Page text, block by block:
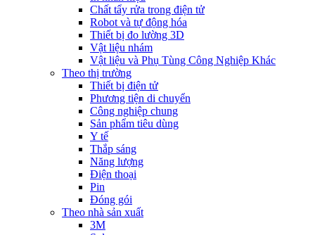
Chất tẩy rửa trong điện tử
Robot và tự động hóa
Thiết bị đo lường 3D
Vật liệu nhám
Vật liệu và Phụ Tùng Công Nghiệp Khác
Theo thị trường
Thiết bị điện tử
Phương tiện di chuyển
Công nghiệp chung
Sản phẩm tiêu dùng
Y tế
Thắp sáng
Năng lượng
Điện thoại
Pin
Đóng gói
Theo nhà sản xuất
3M